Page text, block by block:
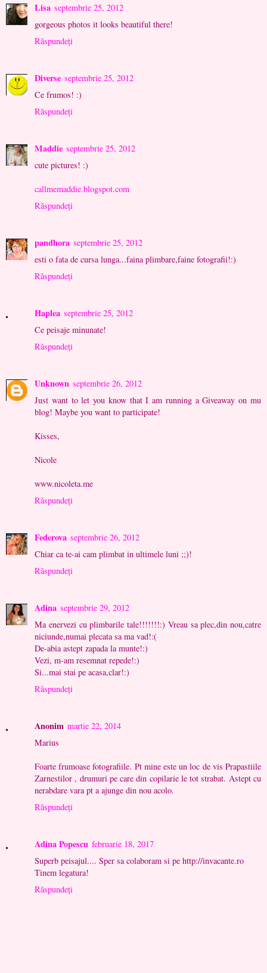
Lisa septembrie 25, 2012
gorgeous photos it looks beautiful there!
Răspundeți
Diverse septembrie 25, 2012
Ce frumos! :)
Răspundeți
Maddie septembrie 25, 2012
cute pictures! :)
callmemaddie.blogspot.com
Răspundeți
pandhora septembrie 25, 2012
esti o fata de cursa lunga...faina plimbare,faine fotografii!:)
Răspundeți
Haplea septembrie 25, 2012
Ce peisaje minunate!
Răspundeți
Unknown septembrie 26, 2012
Just want to let you know that I am running a Giveaway on mu
blog! Maybe you want to participate!
Kisses,
Nicole
www.nicoleta.me
Răspundeți
Federova septembrie 26, 2012
Chiar ca te-ai cam plimbat in ultimele luni ;;)!
Răspundeți
Adina septembrie 29, 2012
Ma enervezi cu plimbarile tale!!!!!!!:) Vreau sa plec,din nou,catre
niciunde,numai plecata sa ma vad!:(
De-abia astept zapada la munte!:)
Vezi, m-am resemnat repede!:)
Si...mai stai pe acasa,clar!:)
Răspundeți
Anonim martie 22, 2014
Marius
Foarte frumoase fotografiile. Pt mine este un loc de vis Prapastiile
Zarnestilor , drumuri pe care din copilarie le tot strabat. Astept cu
nerabdare vara pt a ajunge din nou acolo.
Răspundeți
Adina Popescu februarie 18, 2017
Superb peisajul.... Sper sa colaboram si pe http://invacante.ro
Tinem legatura!
Răspundeți